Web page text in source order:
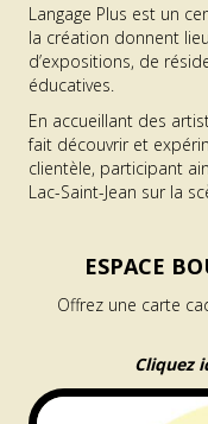
Langage Plus est un
la création donnent
d’expositions, de
éducatives.
En accueillant des
fait découvrir et
clientèle, participant
Lac-Saint-Jean sur la
ESPACE
Offrez une carte
Cliquez